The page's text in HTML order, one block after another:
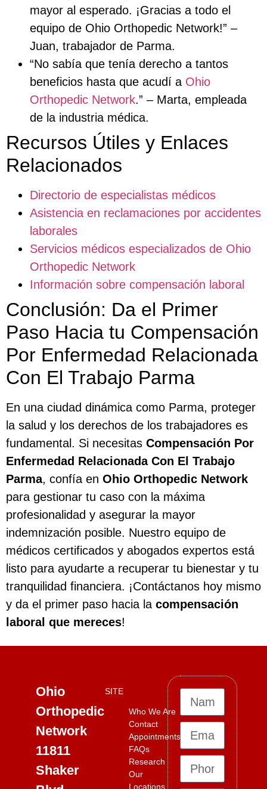
mayor al esperado. ¡Gracias a todo el
equipo de Ohio Orthopedic Network!” –
Juan, trabajador de Parma.
“No sabía que tenía derecho a tantos
beneficios hasta que acudí a Ohio
Orthopedic Network.” – Marta, empleada
de la industria médica.
Recursos Útiles y Enlaces
Relacionados
Directorio de especialistas médicos
Asistencia en reclamaciones por accidentes
laborales
Servicios médicos especializados de Ohio
Orthopedic Network
Información sobre compensación laboral
Conclusión: Da el Primer
Paso Hacia tu Compensación
Por Enfermedad Relacionada
Con El Trabajo Parma
En una ciudad dinámica como Parma, proteger
la salud y los derechos de los trabajadores es
fundamental. Si necesitas Compensación Por
Enfermedad Relacionada Con El Trabajo
Parma, confía en Ohio Orthopedic Network
para gestionar tu caso con la máxima
profesionalidad y asegurar la mayor
indemnización posible. Nuestro equipo de
médicos certificados y abogados expertos está
listo para ayudarte a recuperar tu bienestar y tu
tranquilidad financiera. ¡Contáctanos hoy mismo
y da el primer paso hacia la compensación
laboral que mereces!
Ohio
Orthopedic
Network
11811
Shaker
SITE
Who We Are
Contact
Appointments
FAQs
Research
Our
Locations